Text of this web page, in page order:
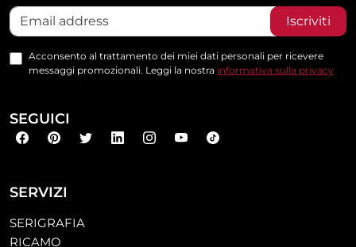
SERVIZI
SERIGRAFIA
RICAMO
Iscriviti
Acconsento al trattamento dei miei dati personali per ricevere
messaggi promozionali. Leggi la nostra informativa sulla privacy
SEGUICI